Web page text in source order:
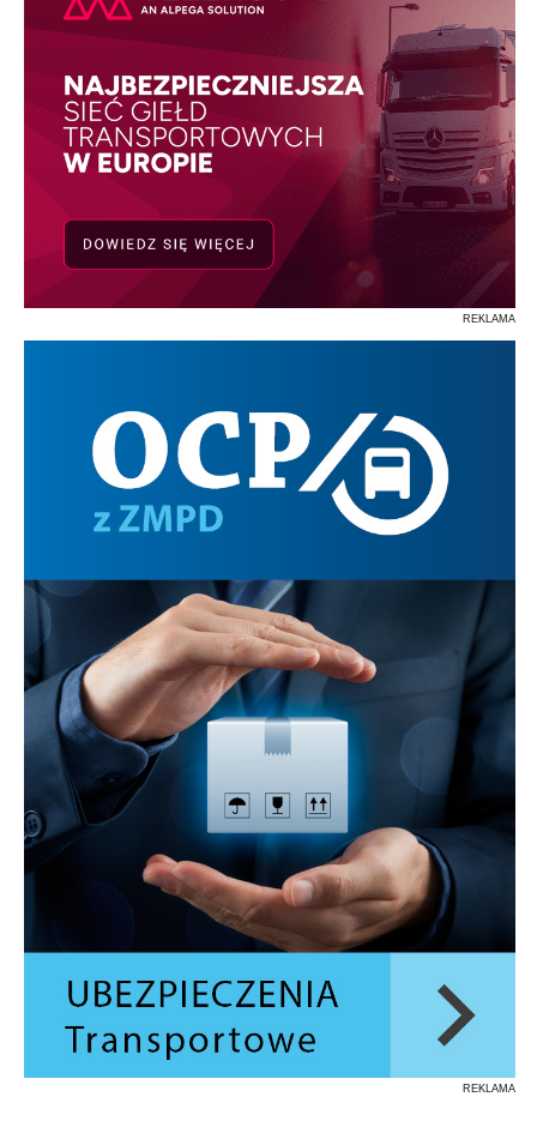
REKLAMA
REKLAMA